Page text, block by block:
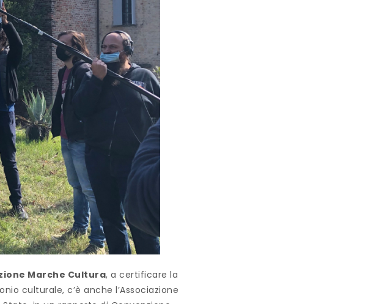
Marche Cultura, a certificare la
culturale, c’è anche l’Associazione